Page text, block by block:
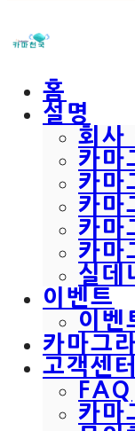
홈
설명
회사
카마
카마
카마
카마
카마
실데
이벤트
이벤
카마그
고객센터
FAQ
카마